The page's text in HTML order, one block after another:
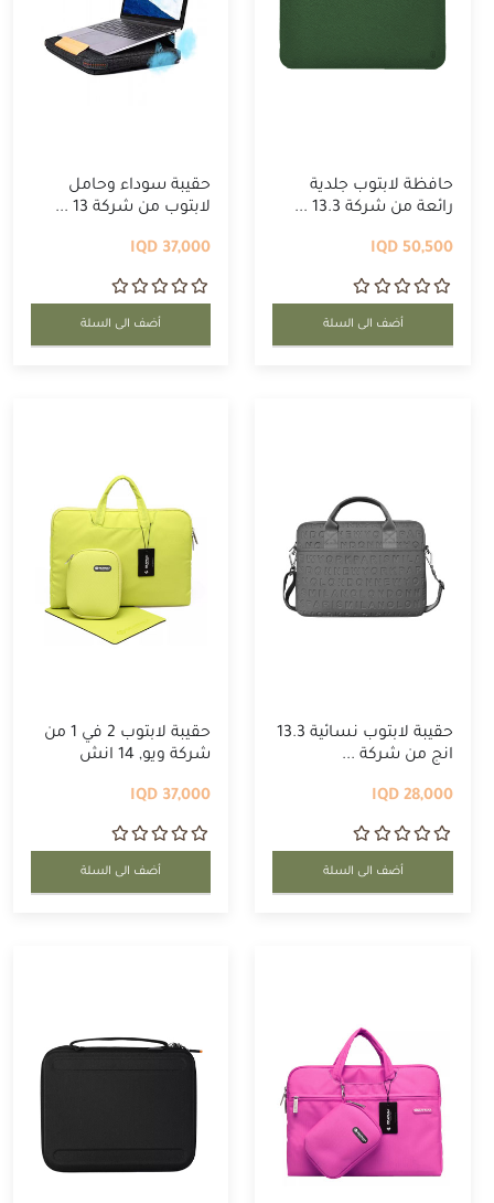
حافظة لابتوب جلدية
رائعة من شركة 13.3 ...
50,500 IQD
أضف الى السلة
حقيبة سوداء وحامل
لابتوب من شركة 13 ...
37,000 IQD
أضف الى السلة
حقيبة لابتوب نسائية 13.3
انج من شركة ...
28,000 IQD
أضف الى السلة
حقيبة لابتوب 2 في 1 من
شركة ويو, 14 انش
37,000 IQD
أضف الى السلة